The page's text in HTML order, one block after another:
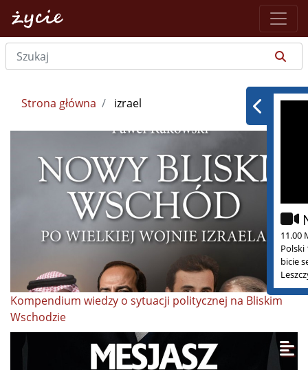
11.00
Polski
bicie
Strona główna izrael
Kompendium wiedzy o sytuacji politycznej na Bliskim
Wschodzie